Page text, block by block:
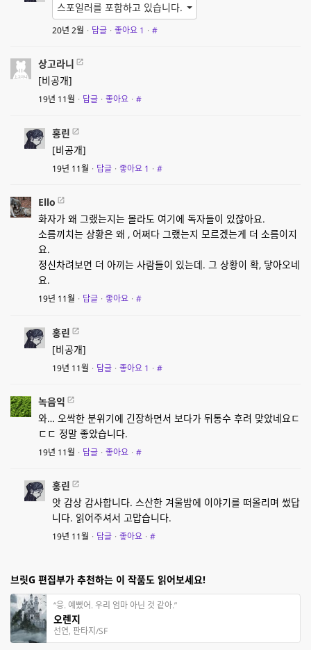
스포일러를 포함하고 있습니다.
20년 2월 · 답글 · 좋아요 1 · #
상고라니
[비공개]
19년 11월 · 답글 · 좋아요 · #
홍린
[비공개]
19년 11월 · 답글 · 좋아요 1 · #
Ello
화자가 왜 그랬는지는 몰라도 여기에 독자들이 있잖아요.
소름끼치는 상황은 왜 , 어쩌다 그랬는지 모르겠는게 더 소름이지
요.
정신차려보면 더 아끼는 사람들이 있는데. 그 상황이 확, 닿아오네
요.
19년 11월 · 답글 · 좋아요 · #
홍린
[비공개]
19년 11월 · 답글 · 좋아요 1 · #
녹음익
와… 오싹한 분위기에 긴장하면서 보다가 뒤통수 후려 맞았네요ㄷ
ㄷㄷ 정말 좋았습니다.
19년 11월 · 답글 · 좋아요 · #
홍린
앗 감상 감사합니다. 스산한 겨울밤에 이야기를 떠올리며 썼답
니다. 읽어주셔서 고맙습니다.
19년 11월 · 답글 · 좋아요 · #
브릿G 편집부가 추천하는 이 작품도 읽어보세요!
“응. 예뻤어. 우리 엄마 아닌 것 같아.”
오렌지
선연, 판타지/SF